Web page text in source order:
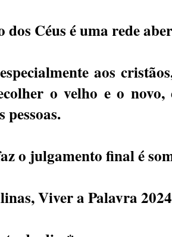
dos Céus é uma rede
aos
o velho e o
pessoas.
o julgamento final é
Viver a Palavra